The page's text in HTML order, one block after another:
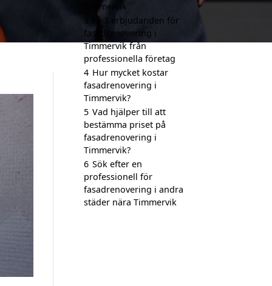
Timmervik
3
Få 3 erbjudanden för
fasadrenovering i
Timmervik från
professionella företag
4 Hur mycket kostar
fasadrenovering i
Timmervik?
5 Vad hjälper till att
bestämma priset på
fasadrenovering i
Timmervik?
6 Sök efter en
professionell för
fasadrenovering i andra
städer nära Timmervik